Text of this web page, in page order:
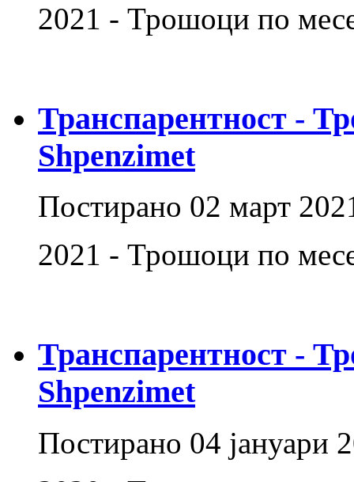
2021 - Трошоци по
Транспарентност -
Shpenzimet
Постирано 02 март
2021 - Трошоци по
Транспарентност -
Shpenzimet
Постирано 04 јануари